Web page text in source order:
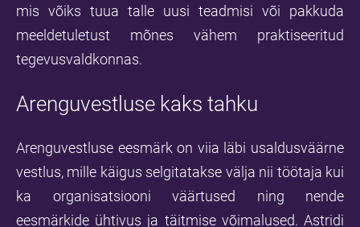
mis võiks tuua talle uusi teadmisi või pakkuda
meeldetuletust mõnes vähem praktiseeritud
tegevusvaldkonnas.
Arenguvestluse kaks tahku
Arenguvestluse eesmärk on viia läbi usaldusväärne
vestlus, mille käigus selgitatakse välja nii töötaja kui
ka organisatsiooni väärtused ning nende
eesmärkide ühtivus ja täitmise võimalused. Astridi